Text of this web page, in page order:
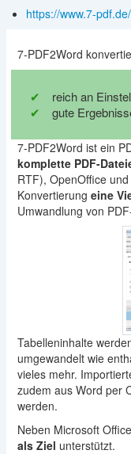
https://www.7-
7-PDF2Word
reich an
gute
7-PDF2Word ist ein
komplette PDF-
RTF), OpenOffice
Konvertierung eine
Umwandlung von
Tabelleninhalte
umgewandelt wie
vieles mehr.
zudem aus Word per
werden.
Neben Microsoft
als Ziel unterstützt.